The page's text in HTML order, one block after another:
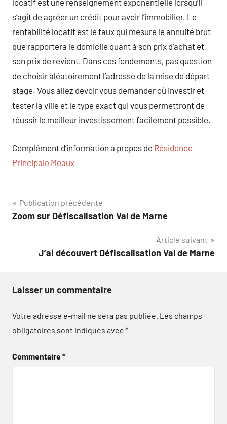
locatif est une renseignement exponentielle lorsqu’il
s’agit de agréer un crédit pour avoir l’immobilier. Le
rentabilité locatif est le taux qui mesure le annuité brut
que rapportera le domicile quant à son prix d’achat et
son prix de revient. Dans ces fondements, pas question
de choisir aléatoirement l’adresse de la mise de départ
stage. Vous allez devoir vous demander où investir et
tester la ville et le type exact qui vous permettront de
réussir le meilleur investissement facilement possible.
Complément d’information à propos de Résidence
Principale Meaux
Navigation
de
Publication précédente
Zoom sur Défiscalisation Val de Marne
Article suivant
J’ai découvert Défiscalisation Val de Marne
Laisser un commentaire
Votre adresse e-mail ne sera pas publiée. Les champs
obligatoires sont indiqués avec*
Commentaire*